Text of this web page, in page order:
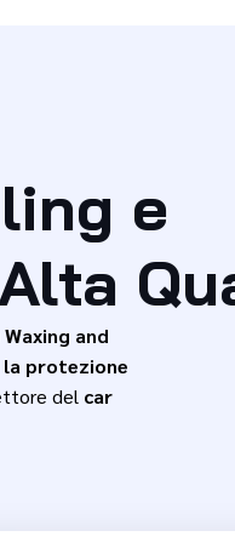
e
Waxing and
protezione
del car